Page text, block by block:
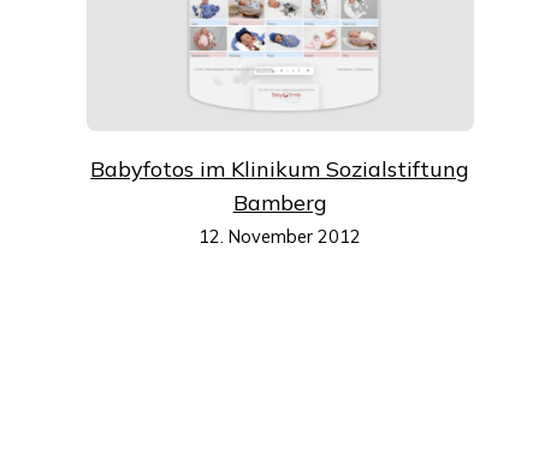
Babyfotos im Klinikum Sozialstiftung
Bamberg
12. November 2012